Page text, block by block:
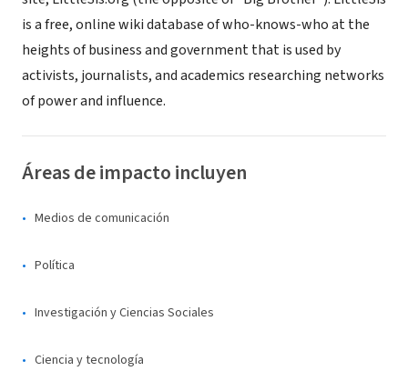
is a free, online wiki database of who-knows-who at the
heights of business and government that is used by
activists, journalists, and academics researching networks
of power and influence.
Áreas de impacto incluyen
Medios de comunicación
Política
Investigación y Ciencias Sociales
Ciencia y tecnología